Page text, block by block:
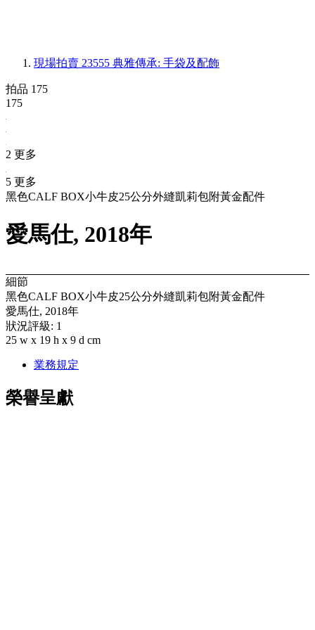
現場拍賣 23555 典雅傳承: 手袋及配飾
拍品 175
175
2 更多
5 更多
黑色CALF BOX小牛皮25公分外縫凱莉包附黃金配件
愛馬仕, 2018年
細節
黑色CALF BOX小牛皮25公分外縫凱莉包附黃金配件
愛馬仕, 2018年
狀況評級: 1
25 w x 19 h x 9 d cm
業務規定
榮譽呈獻